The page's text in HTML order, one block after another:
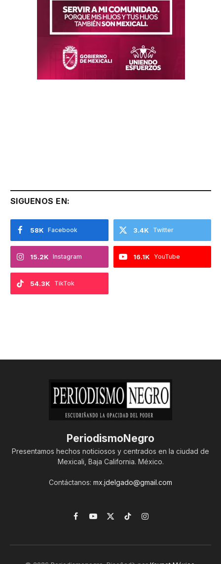
SIGUENOS EN:
Facebook
58K Twitter
3.4K
Instagram
15.2K YouTube
16.1K
TikTok
54.3K
PeriodismoNegro
Presentamos hechos noticiosos y centrados en la ciudad de
Mexicali, Baja California. México.
Contáctanos: mx.jdelgado@gmail.com
Facebook
YouTube
X
TikTokInstagram